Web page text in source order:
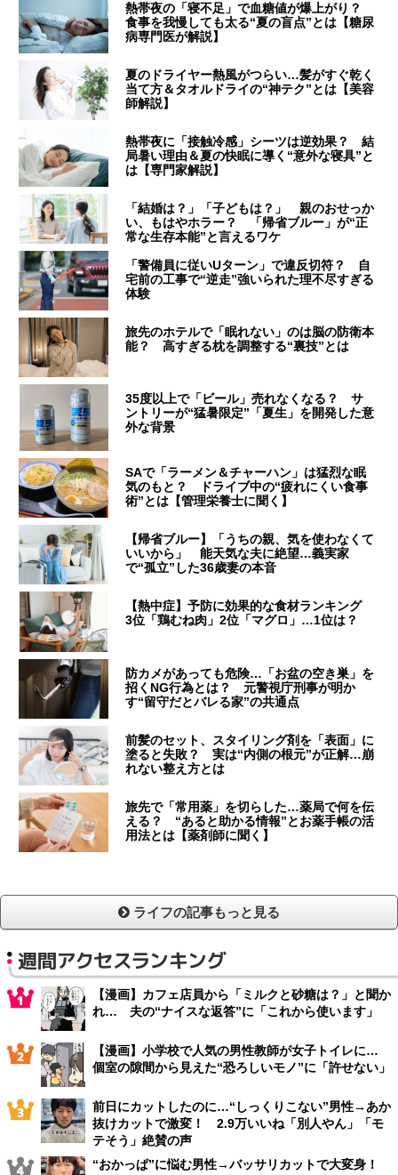
熱帯夜の「寝不足」で血糖値が爆上がり？
食事を我慢しても太る“夏の盲点”とは【糖尿
病専門医が解説】
夏のドライヤー熱風がつらい…髪がすぐ乾く
当て方＆タオルドライの“神テク”とは【美容
師解説】
熱帯夜に「接触冷感」シーツは逆効果？ 結
局暑い理由＆夏の快眠に導く“意外な寝具”と
は【専門家解説】
「結婚は？」「子どもは？」 親のおせっか
い、もはやホラー？ 「帰省ブルー」が“正
常な生存本能”と言えるワケ
「警備員に従いUターン」で違反切符？ 自
宅前の工事で“逆走”強いられた理不尽すぎる
体験
旅先のホテルで「眠れない」のは脳の防衛本
能？ 高すぎる枕を調整する“裏技”とは
35度以上で「ビール」売れなくなる？ サ
ントリーが“猛暑限定”「夏生」を開発した意
外な背景
SAで「ラーメン＆チャーハン」は猛烈な眠
気のもと？ ドライブ中の“疲れにくい食事
術”とは【管理栄養士に聞く】
【帰省ブルー】「うちの親、気を使わなくて
いいから」 能天気な夫に絶望…義実家
で“孤立”した36歳妻の本音
【熱中症】予防に効果的な食材ランキング
3位「鶏むね肉」2位「マグロ」…1位は？
防カメがあっても危険…「お盆の空き巣」を
招くNG行為とは？ 元警視庁刑事が明か
す“留守だとバレる家”の共通点
前髪のセット、スタイリング剤を「表面」に
塗ると失敗？ 実は“内側の根元”が正解…崩
れない整え方とは
旅先で「常用薬」を切らした…薬局で何を伝
える？ “あると助かる情報”とお薬手帳の活
用法とは【薬剤師に聞く】
ライフの記事もっと見る
週間アクセスランキング
【漫画】カフェ店員から「ミルクと砂糖は？」と聞か
れ… 夫の“ナイスな返答”に「これから使います」
【漫画】小学校で人気の男性教師が女子トイレに…
個室の隙間から見えた“恐ろしいモノ”に「許せない」
前日にカットしたのに…“しっくりこない”男性→あか
抜けカットで激変！ 2.9万いいね「別人やん」「モ
テそう」絶賛の声
“おかっぱ”に悩む男性→バッサリカットで大変身！